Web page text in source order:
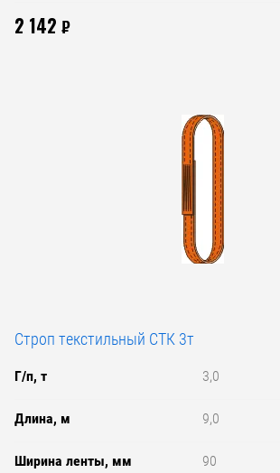
2 142 ₽
Строп текстильный СТК 3т
Г/п, т 3,0
Длина, м 9,0
Ширина ленты, мм 90